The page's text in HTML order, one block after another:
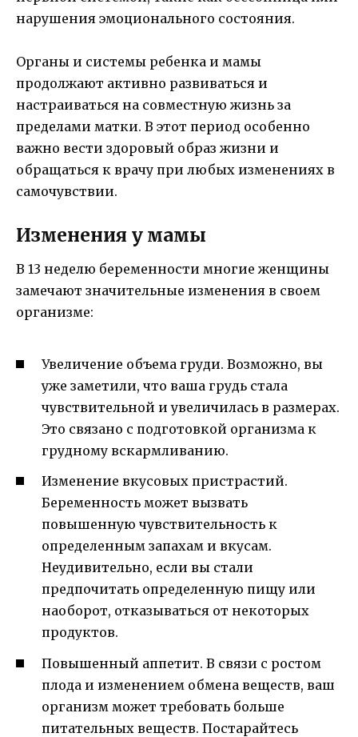
нарушения эмоционального состояния.
Органы и системы ребенка и мамы
продолжают активно развиваться и
настраиваться на совместную жизнь за
пределами матки. В этот период особенно
важно вести здоровый образ жизни и
обращаться к врачу при любых изменениях в
самочувствии.
Изменения у мамы
В 13 неделю беременности многие женщины
замечают значительные изменения в своем
организме:
Увеличение объема груди. Возможно, вы
уже заметили, что ваша грудь стала
чувствительной и увеличилась в размерах.
Это связано с подготовкой организма к
грудному вскармливанию.
Изменение вкусовых пристрастий.
Беременность может вызвать
повышенную чувствительность к
определенным запахам и вкусам.
Неудивительно, если вы стали
предпочитать определенную пищу или
наоборот, отказываться от некоторых
продуктов.
Повышенный аппетит. В связи с ростом
плода и изменением обмена веществ, ваш
организм может требовать больше
питательных веществ. Постарайтесь